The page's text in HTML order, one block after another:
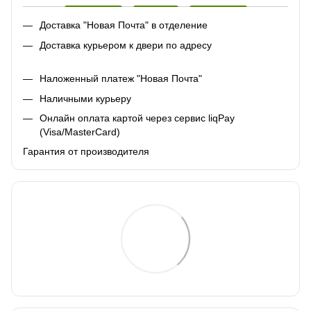
Доставка "Новая Почта" в отделение
Доставка курьером к двери по адресу
Наложенный платеж "Новая Почта"
Наличными курьеру
Онлайн оплата картой через сервис liqPay
(Visa/MasterCard)
Гарантия от производителя